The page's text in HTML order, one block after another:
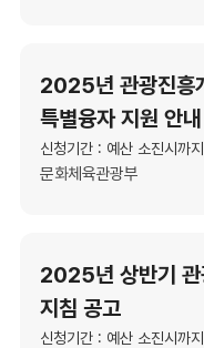
2025년 관광진흥
특별융자 지원 안내
신청기간 : 예산 소진시까지
문화체육관광부
2025년 상반기 관
지침 공고
신청기간 : 예산 소진시까지